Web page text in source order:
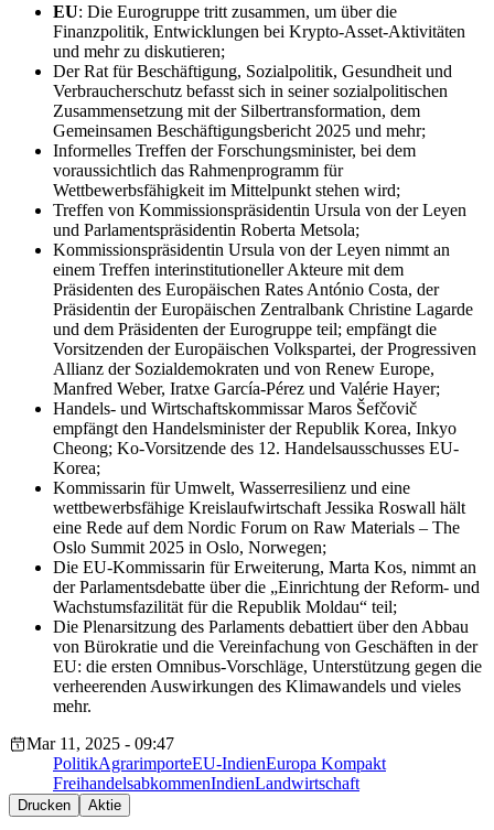
EU: Die Eurogruppe tritt zusammen, um über die
Finanzpolitik, Entwicklungen bei Krypto-Asset-Aktivitäten
und mehr zu diskutieren;
Der Rat für Beschäftigung, Sozialpolitik, Gesundheit und
Verbraucherschutz befasst sich in seiner sozialpolitischen
Zusammensetzung mit der Silbertransformation, dem
Gemeinsamen Beschäftigungsbericht 2025 und mehr;
Informelles Treffen der Forschungsminister, bei dem
voraussichtlich das Rahmenprogramm für
Wettbewerbsfähigkeit im Mittelpunkt stehen wird;
Treffen von Kommissionspräsidentin Ursula von der Leyen
und Parlamentspräsidentin Roberta Metsola;
Kommissionspräsidentin Ursula von der Leyen nimmt an
einem Treffen interinstitutioneller Akteure mit dem
Präsidenten des Europäischen Rates António Costa, der
Präsidentin der Europäischen Zentralbank Christine Lagarde
und dem Präsidenten der Eurogruppe teil; empfängt die
Vorsitzenden der Europäischen Volkspartei, der Progressiven
Allianz der Sozialdemokraten und von Renew Europe,
Manfred Weber, Iratxe García-Pérez und Valérie Hayer;
Handels- und Wirtschaftskommissar Maros Šefčovič
empfängt den Handelsminister der Republik Korea, Inkyo
Cheong; Ko-Vorsitzende des 12. Handelsausschusses EU-
Korea;
Kommissarin für Umwelt, Wasserresilienz und eine
wettbewerbsfähige Kreislaufwirtschaft Jessika Roswall hält
eine Rede auf dem Nordic Forum on Raw Materials – The
Oslo Summit 2025 in Oslo, Norwegen;
Die EU-Kommissarin für Erweiterung, Marta Kos, nimmt an
der Parlamentsdebatte über die „Einrichtung der Reform- und
Wachstumsfazilität für die Republik Moldau“ teil;
Die Plenarsitzung des Parlaments debattiert über den Abbau
von Bürokratie und die Vereinfachung von Geschäften in der
EU: die ersten Omnibus-Vorschläge, Unterstützung gegen die
verheerenden Auswirkungen des Klimawandels und vieles
mehr.
Mar 11, 2025 - 09:47
PolitikAgrarimporteEU-IndienEuropa Kompakt
FreihandelsabkommenIndienLandwirtschaft
Drucken Aktie